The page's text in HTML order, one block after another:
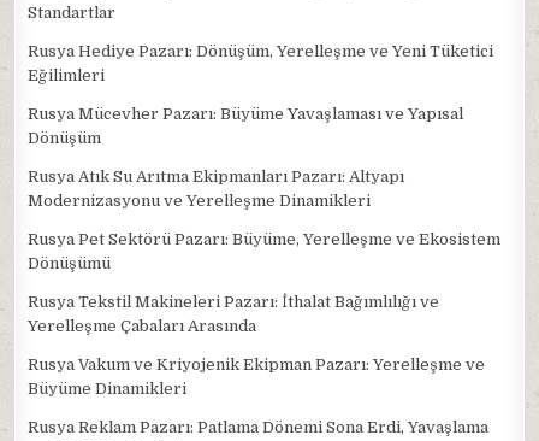
Standartlar
Rusya Hediye Pazarı: Dönüşüm, Yerelleşme ve Yeni Tüketici
Eğilimleri
Rusya Mücevher Pazarı: Büyüme Yavaşlaması ve Yapısal
Dönüşüm
Rusya Atık Su Arıtma Ekipmanları Pazarı: Altyapı
Modernizasyonu ve Yerelleşme Dinamikleri
Rusya Pet Sektörü Pazarı: Büyüme, Yerelleşme ve Ekosistem
Dönüşümü
Rusya Tekstil Makineleri Pazarı: İthalat Bağımlılığı ve
Yerelleşme Çabaları Arasında
Rusya Vakum ve Kriyojenik Ekipman Pazarı: Yerelleşme ve
Büyüme Dinamikleri
Rusya Reklam Pazarı: Patlama Dönemi Sona Erdi, Yavaşlama